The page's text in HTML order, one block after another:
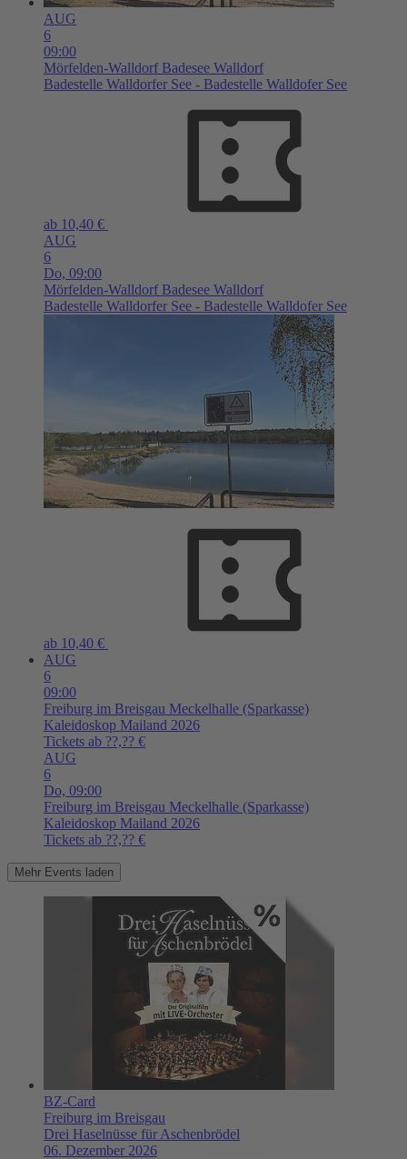
AUG
6
09:00
Mörfelden-Walldorf Badesee Walldorf
Badestelle Walldorfer See - Badestelle Walldofer See
ab 10,40 €
AUG
6
Do, 09:00
Mörfelden-Walldorf Badesee Walldorf
Badestelle Walldorfer See - Badestelle Walldofer See
ab 10,40 €
AUG
6
09:00
Freiburg im Breisgau Meckelhalle (Sparkasse)
Kaleidoskop Mailand 2026
Tickets ab ??,?? €
AUG
6
Do, 09:00
Freiburg im Breisgau Meckelhalle (Sparkasse)
Kaleidoskop Mailand 2026
Tickets ab ??,?? €
Mehr Events laden
BZ-Card
Freiburg im Breisgau
Drei Haselnüsse für Aschenbrödel
06. Dezember 2026